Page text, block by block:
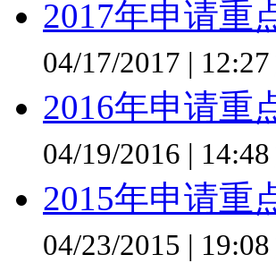
2017年申请重
04/17/2017 | 12:27
2016年申请重
04/19/2016 | 14:48
2015年申请重
04/23/2015 | 19:08